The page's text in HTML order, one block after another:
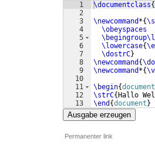
1
2
3
4
5
6
7
8
9
10
11
12
13
\documentclass{
\newcommand *{
\obeyspaces
\lowercase{
\dostrC}
\newcommand {
\newcommand *{
\begin{document
\strC{ Hallo
\end {document }
Ausgabe erzeugen
Permanenter link